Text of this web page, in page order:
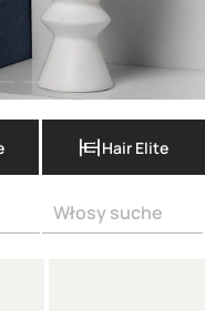
Hair Elite
Włosy suche